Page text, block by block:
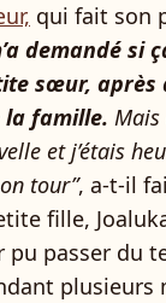
qui fait son
demandé si
sœur, après
la famille. Mais
et j’étais
tour”, a-t-il
fille,
pu passer du
plusieurs